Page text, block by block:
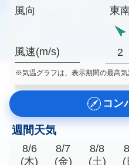
風向
風速(m/s)
東
2
※気温グラフは、表示期間の最高気
コン
週間天気
8/6
(木)
8/7
(金)
8/8
(土)
(